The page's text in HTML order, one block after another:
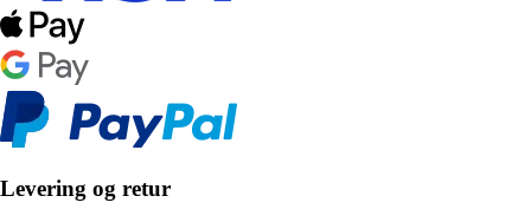
Levering og retur